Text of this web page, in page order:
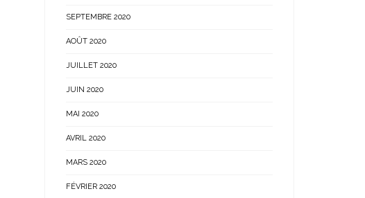
SEPTEMBRE 2020
AOÛT 2020
JUILLET 2020
JUIN 2020
MAI 2020
AVRIL 2020
MARS 2020
FÉVRIER 2020